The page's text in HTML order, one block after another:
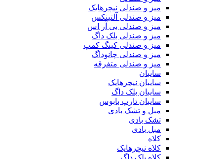
میز و صندلی نیچرهایک
میز و صندلی آلتینکس
میز و صندلی بی آر اس
میز و صندلی بلک داگ
میز و صندلی کینگ کمپ
میز و صندلی چانوداگ
میز و صندلی متفرقه
سایبان
سایبان نیچرهایک
سایبان بلک داگ
سایبان تارپ بابوس
مبل و تشک بادی
تشک بادی
مبل بادی
کلاه
کلاه نیچرهایک